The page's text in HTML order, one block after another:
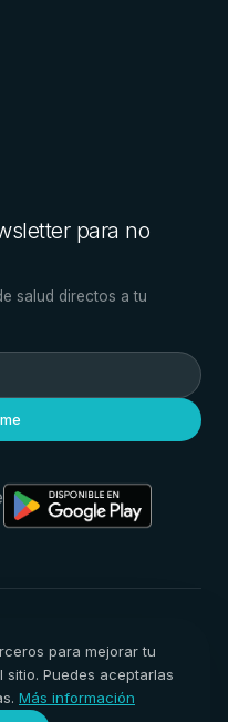
para no
salud directos a tu
para mejorar tu
Puedes aceptarlas
Más información